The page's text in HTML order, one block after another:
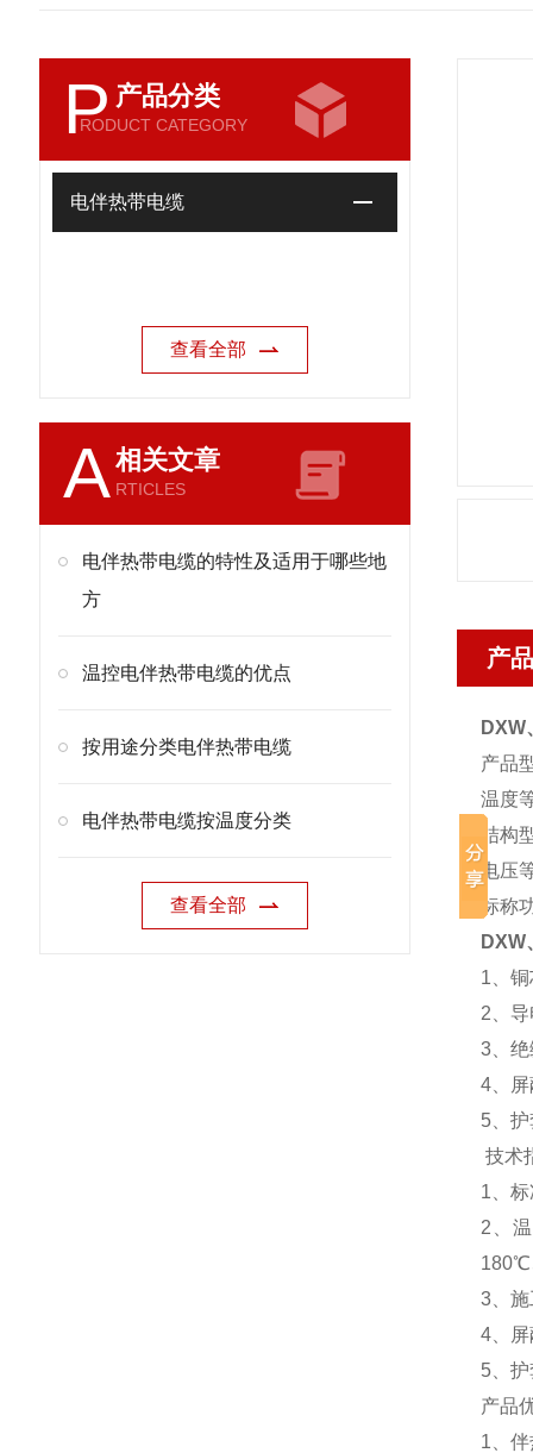
P 产品分类
RODUCT CATEGORY
电伴热带电缆
查看全部
A相关文章
RTICLES
电伴热带电缆的特性及适用于哪些地
方
温控电伴热带电缆的优点
按用途分类电伴热带电缆
电伴热带电缆按温度分类
查看全部
产
产品
温度
结构
电压
标称
1、
2、
3、
4、
5、
技术
1、
2、
180℃
3、
4、
5、
产品
1、